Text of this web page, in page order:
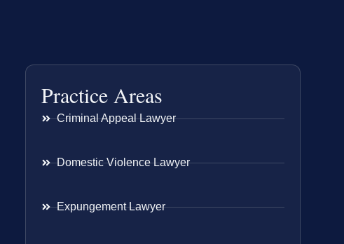
Practice Areas
Criminal Appeal Lawyer
Domestic Violence Lawyer
Expungement Lawyer